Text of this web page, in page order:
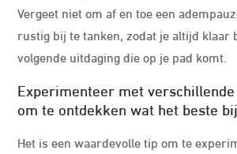
Vergeet niet om af en toe een
rustig bij te tanken, zodat je altijd klaar
volgende uitdaging die op je pad komt.
Experimenteer met
om te ontdekken wat het beste
Het is een waardevolle tip om te